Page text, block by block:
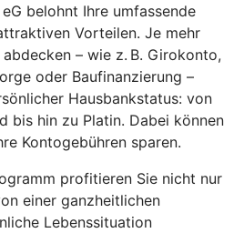
belohnt Ihre umfassende
Vorteilen. Je mehr
– wie z. B. Girokonto,
oder Baufinanzierung –
Hausbankstatus: von
bis hin zu Platin. Dabei können
Kontogebühren sparen.
profitieren Sie nicht nur
einer ganzheitlichen
Lebenssituation